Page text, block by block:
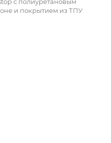
и покрытием из ТПУ